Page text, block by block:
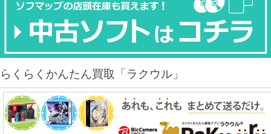
らくらくかんたん買取「ラクウル」